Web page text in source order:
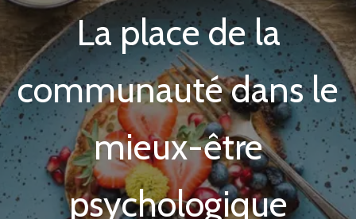
La place de la
communauté dans le
mieux-être
psychologique